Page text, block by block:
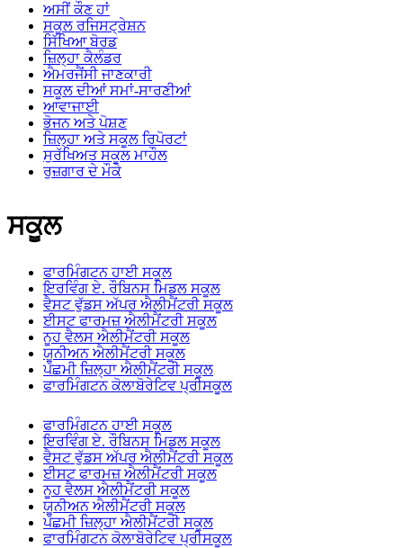
ਅਸੀਂ ਕੌਣ ਹਾਂ
ਸਕੂਲ ਰਜਿਸਟ੍ਰੇਸ਼ਨ
ਸਿੱਖਿਆ ਬੋਰਡ
ਜ਼ਿਲ੍ਹਾ ਕੈਲੰਡਰ
ਐਮਰਜੈਂਸੀ ਜਾਣਕਾਰੀ
ਸਕੂਲ ਦੀਆਂ ਸਮਾਂ-ਸਾਰਣੀਆਂ
ਆਵਾਜਾਈ
ਭੋਜਨ ਅਤੇ ਪੋਸ਼ਣ
ਜ਼ਿਲ੍ਹਾ ਅਤੇ ਸਕੂਲ ਰਿਪੋਰਟਾਂ
ਸੁਰੱਖਿਅਤ ਸਕੂਲ ਮਾਹੌਲ
ਰੁਜ਼ਗਾਰ ਦੇ ਮੌਕੇ
ਸਕੂਲ
ਫਾਰਮਿੰਗਟਨ ਹਾਈ ਸਕੂਲ
ਇਰਵਿੰਗ ਏ. ਰੌਬਿਨਸ ਮਿਡਲ ਸਕੂਲ
ਵੈਸਟ ਵੁੱਡਸ ਅੱਪਰ ਐਲੀਮੈਂਟਰੀ ਸਕੂਲ
ਈਸਟ ਫਾਰਮਜ਼ ਐਲੀਮੈਂਟਰੀ ਸਕੂਲ
ਨੂਹ ਵੈਲਸ ਐਲੀਮੈਂਟਰੀ ਸਕੂਲ
ਯੂਨੀਅਨ ਐਲੀਮੈਂਟਰੀ ਸਕੂਲ
ਪੱਛਮੀ ਜ਼ਿਲ੍ਹਾ ਐਲੀਮੈਂਟਰੀ ਸਕੂਲ
ਫਾਰਮਿੰਗਟਨ ਕੋਲਾਬੋਰੇਟਿਵ ਪ੍ਰੀਸਕੂਲ
ਫਾਰਮਿੰਗਟਨ ਹਾਈ ਸਕੂਲ
ਇਰਵਿੰਗ ਏ. ਰੌਬਿਨਸ ਮਿਡਲ ਸਕੂਲ
ਵੈਸਟ ਵੁੱਡਸ ਅੱਪਰ ਐਲੀਮੈਂਟਰੀ ਸਕੂਲ
ਈਸਟ ਫਾਰਮਜ਼ ਐਲੀਮੈਂਟਰੀ ਸਕੂਲ
ਨੂਹ ਵੈਲਸ ਐਲੀਮੈਂਟਰੀ ਸਕੂਲ
ਯੂਨੀਅਨ ਐਲੀਮੈਂਟਰੀ ਸਕੂਲ
ਪੱਛਮੀ ਜ਼ਿਲ੍ਹਾ ਐਲੀਮੈਂਟਰੀ ਸਕੂਲ
ਫਾਰਮਿੰਗਟਨ ਕੋਲਾਬੋਰੇਟਿਵ ਪ੍ਰੀਸਕੂਲ